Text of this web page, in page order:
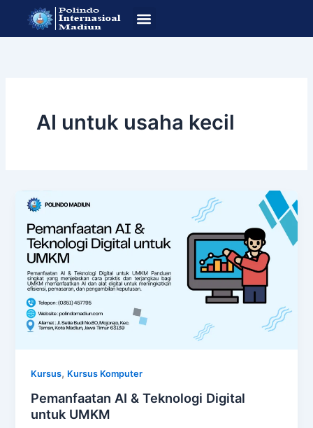
konten
AI untuk usaha kecil
Kursus, Kursus Komputer
Pemanfaatan AI & Teknologi Digital
untuk UMKM